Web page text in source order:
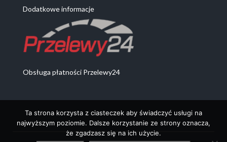
Ta strona korzysta z ciasteczek aby świadczyć usługi na
najwyższym poziomie. Dalsze korzystanie ze strony oznacza,
że zgadzasz się na ich użycie.
Dodatkowe informacje
Obsługa płatności Przelewy24